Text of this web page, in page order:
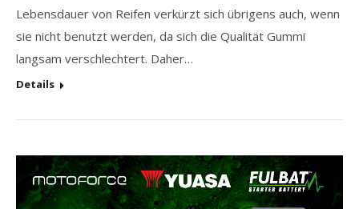
Lebensdauer von Reifen verkürzt sich übrigens auch, wenn
sie nicht benutzt werden, da sich die Qualität Gummi
langsam verschlechtert. Daher…
Details